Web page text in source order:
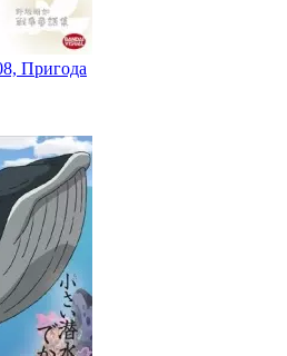
Пригода